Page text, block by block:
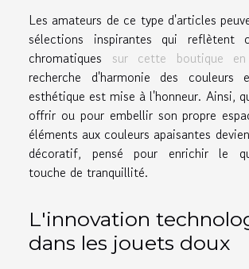
Les amateurs de ce type d'articles
sélections inspirantes qui reflètent
chromatiques sur cette boutique
recherche d'harmonie des
esthétique est mise à l'honneur. Ainsi,
offrir ou pour embellir son propre
éléments aux couleurs apaisantes
décoratif, pensé pour enrichir le
touche de tranquillité.
L'innovation
dans les jouets doux